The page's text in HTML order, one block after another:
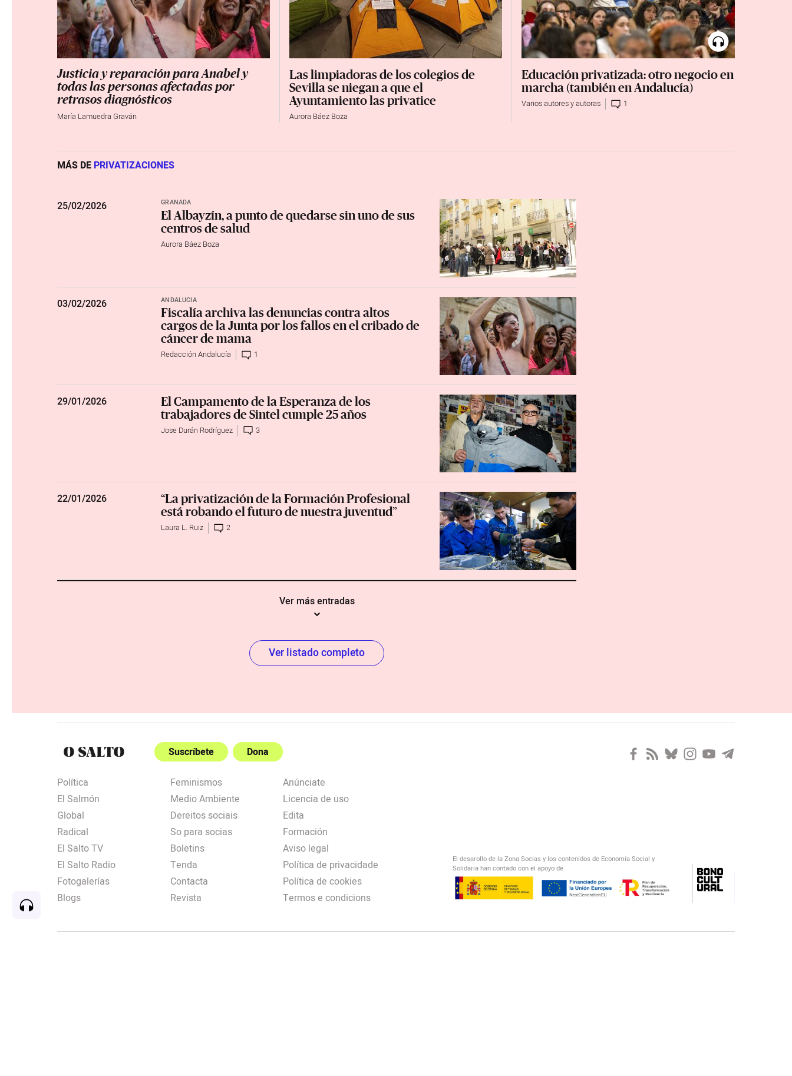
Justicia y reparación para Anabel y
todas las personas afectadas por
retrasos diagnósticos
María Lamuedra Graván
Las limpiadoras de los colegios de
Sevilla se niegan a que el
Ayuntamiento las privatice
Aurora Báez Boza
Educación privatizada: otro negocio en
marcha (también en Andalucía)
Varios autores y autoras 1
MÁS DE PRIVATIZACIONES
25/02/2026 GRANADA
El Albayzín, a punto de quedarse sin uno de sus
centros de salud
Aurora Báez Boza
03/02/2026 ANDALUCÍA
Fiscalía archiva las denuncias contra altos
cargos de la Junta por los fallos en el cribado de
cáncer de mama
Redacción Andalucía 1
29/01/2026
El Campamento de la Esperanza de los
trabajadores de Sintel cumple 25 años
Jose Durán Rodríguez 3
22/01/2026
“La privatización de la Formación Profesional
está robando el futuro de nuestra juventud”
Laura L. Ruiz 2
Ver más entradas
Ver listado completo
Suscríbete Dona
Política
El Salmón
Global
Radical
El Salto TV
El Salto Radio
Fotogalerías
Blogs
Feminismos
Medio Ambiente
Dereitos sociais
So para socias
Boletins
Tenda
Contacta
Revista
Anúnciate
Licencia de uso
Edita
Formación
Aviso legal
Política de privacidade
Política de cookies
Termos e condicions
El desarollo de la Zona Socias y los contenidos de Economía Social y
Solidaria han contado con el apoyo de